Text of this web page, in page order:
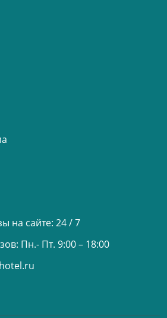
на сайте: 24 / 7
Пн.- Пт. 9:00 – 18:00